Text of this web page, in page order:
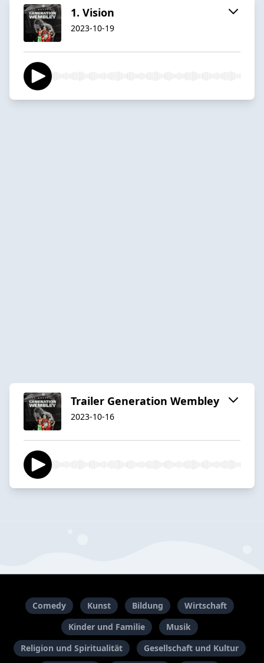
1. Vision
2023-10-19
Trailer Generation Wembley
2023-10-16
Comedy Kunst Bildung
Wirtschaft
Kinder und Familie
Musik
Religion und Spiritualität
Gesellschaft und Kultur